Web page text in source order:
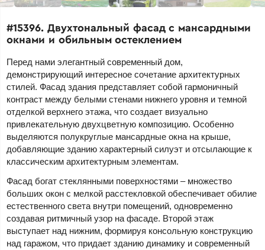
#15396. Двухтональный фасад с мансардными
окнами и обильным остеклением
Перед нами элегантный современный дом,
демонстрирующий интересное сочетание архитектурных
стилей. Фасад здания представляет собой гармоничный
контраст между белыми стенами нижнего уровня и темной
отделкой верхнего этажа, что создает визуально
привлекательную двухцветную композицию. Особенно
выделяются полукруглые мансардные окна на крыше,
добавляющие зданию характерный силуэт и отсылающие к
классическим архитектурным элементам.
Фасад богат стеклянными поверхностями – множество
больших окон с мелкой расстекловкой обеспечивает обилие
естественного света внутри помещений, одновременно
создавая ритмичный узор на фасаде. Второй этаж
выступает над нижним, формируя консольную конструкцию
над гаражом, что придает зданию динамику и современный